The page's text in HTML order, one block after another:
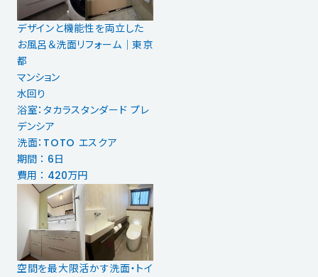
デザインと機能性を両立した
お風呂＆洗面リフォーム｜東京
都
マンション
水回り
浴室：タカラスタンダード プレ
デンシア
洗面：TOTO エスクア
期間 ： 6日
費用 ： 420万円
空間を最大限活かす洗面・トイ